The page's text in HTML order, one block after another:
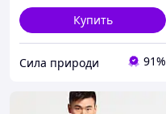
Купить
Сила природи 91%